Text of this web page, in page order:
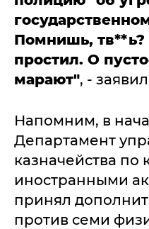
Помнишь, тв**ь?
простил. О
марают", -
Напомним, в
Департамент
казначейства по
иностранными
принял
против семи